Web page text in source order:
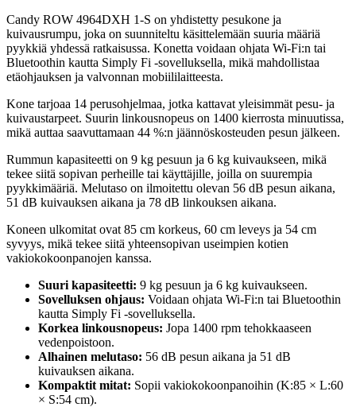
Candy ROW 4964DXH 1-S on yhdistetty pesukone ja
kuivausrumpu, joka on suunniteltu käsittelemään suuria määriä
pyykkiä yhdessä ratkaisussa. Konetta voidaan ohjata Wi-Fi:n tai
Bluetoothin kautta Simply Fi -sovelluksella, mikä mahdollistaa
etäohjauksen ja valvonnan mobiililaitteesta.
Kone tarjoaa 14 perusohjelmaa, jotka kattavat yleisimmät pesu- ja
kuivaustarpeet. Suurin linkousnopeus on 1400 kierrosta minuutissa,
mikä auttaa saavuttamaan 44 %:n jäännöskosteuden pesun jälkeen.
Rummun kapasiteetti on 9 kg pesuun ja 6 kg kuivaukseen, mikä
tekee siitä sopivan perheille tai käyttäjille, joilla on suurempia
pyykkimääriä. Melutaso on ilmoitettu olevan 56 dB pesun aikana,
51 dB kuivauksen aikana ja 78 dB linkouksen aikana.
Koneen ulkomitat ovat 85 cm korkeus, 60 cm leveys ja 54 cm
syvyys, mikä tekee siitä yhteensopivan useimpien kotien
vakiokokoonpanojen kanssa.
Suuri kapasiteetti: 9 kg pesuun ja 6 kg kuivaukseen.
Sovelluksen ohjaus: Voidaan ohjata Wi-Fi:n tai Bluetoothin
kautta Simply Fi -sovelluksella.
Korkea linkousnopeus: Jopa 1400 rpm tehokkaaseen
vedenpoistoon.
Alhainen melutaso: 56 dB pesun aikana ja 51 dB
kuivauksen aikana.
Kompaktit mitat: Sopii vakiokokoonpanoihin (K:85 × L:60
× S:54 cm).